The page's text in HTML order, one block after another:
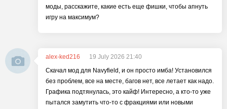
моды, расскажите, какие есть еще фишки, чтобы апнуть
игру на максимум?
alex-ked216
19 July 2026 21:40
Скачал мод для Navyfield, и он просто имба! Установился
без проблем, все на месте, багов нет, все летает как надо.
Графика подтянулась, это кайф! Интересно, а кто-то уже
пытался замутить что-то с фракциями или новыми